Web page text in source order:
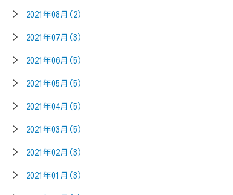
2021年08月(2)
2021年07月(3)
2021年06月(5)
2021年05月(5)
2021年04月(5)
2021年03月(5)
2021年02月(3)
2021年01月(3)